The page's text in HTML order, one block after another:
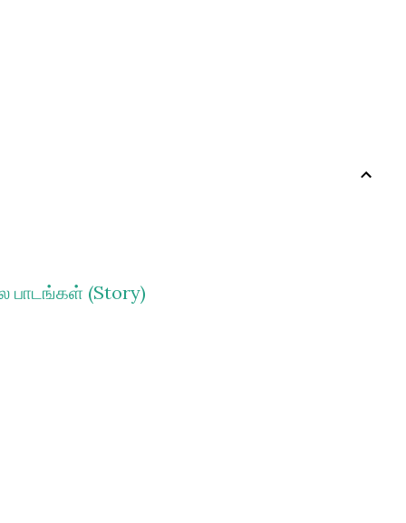
பாடங்கள் (Story)